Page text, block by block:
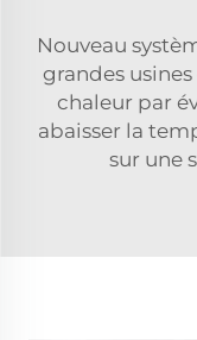
Nouveau
grandes
chaleur par
abaisser la
sur une